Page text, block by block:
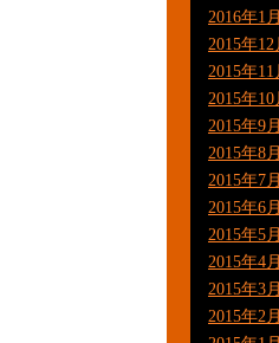
2016年1
2015年12
2015年11
2015年10
2015年9
2015年8
2015年7
2015年6
2015年5
2015年4
2015年3
2015年2